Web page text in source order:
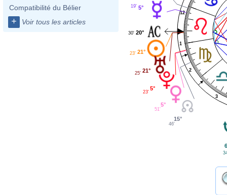
Compatibilité du Bélier
+ Voir tous les articles
1
2
3
12
5°
19'
20°
30'
21°
23'
21°
25'
5°
23'
5°
51'
15°
46'